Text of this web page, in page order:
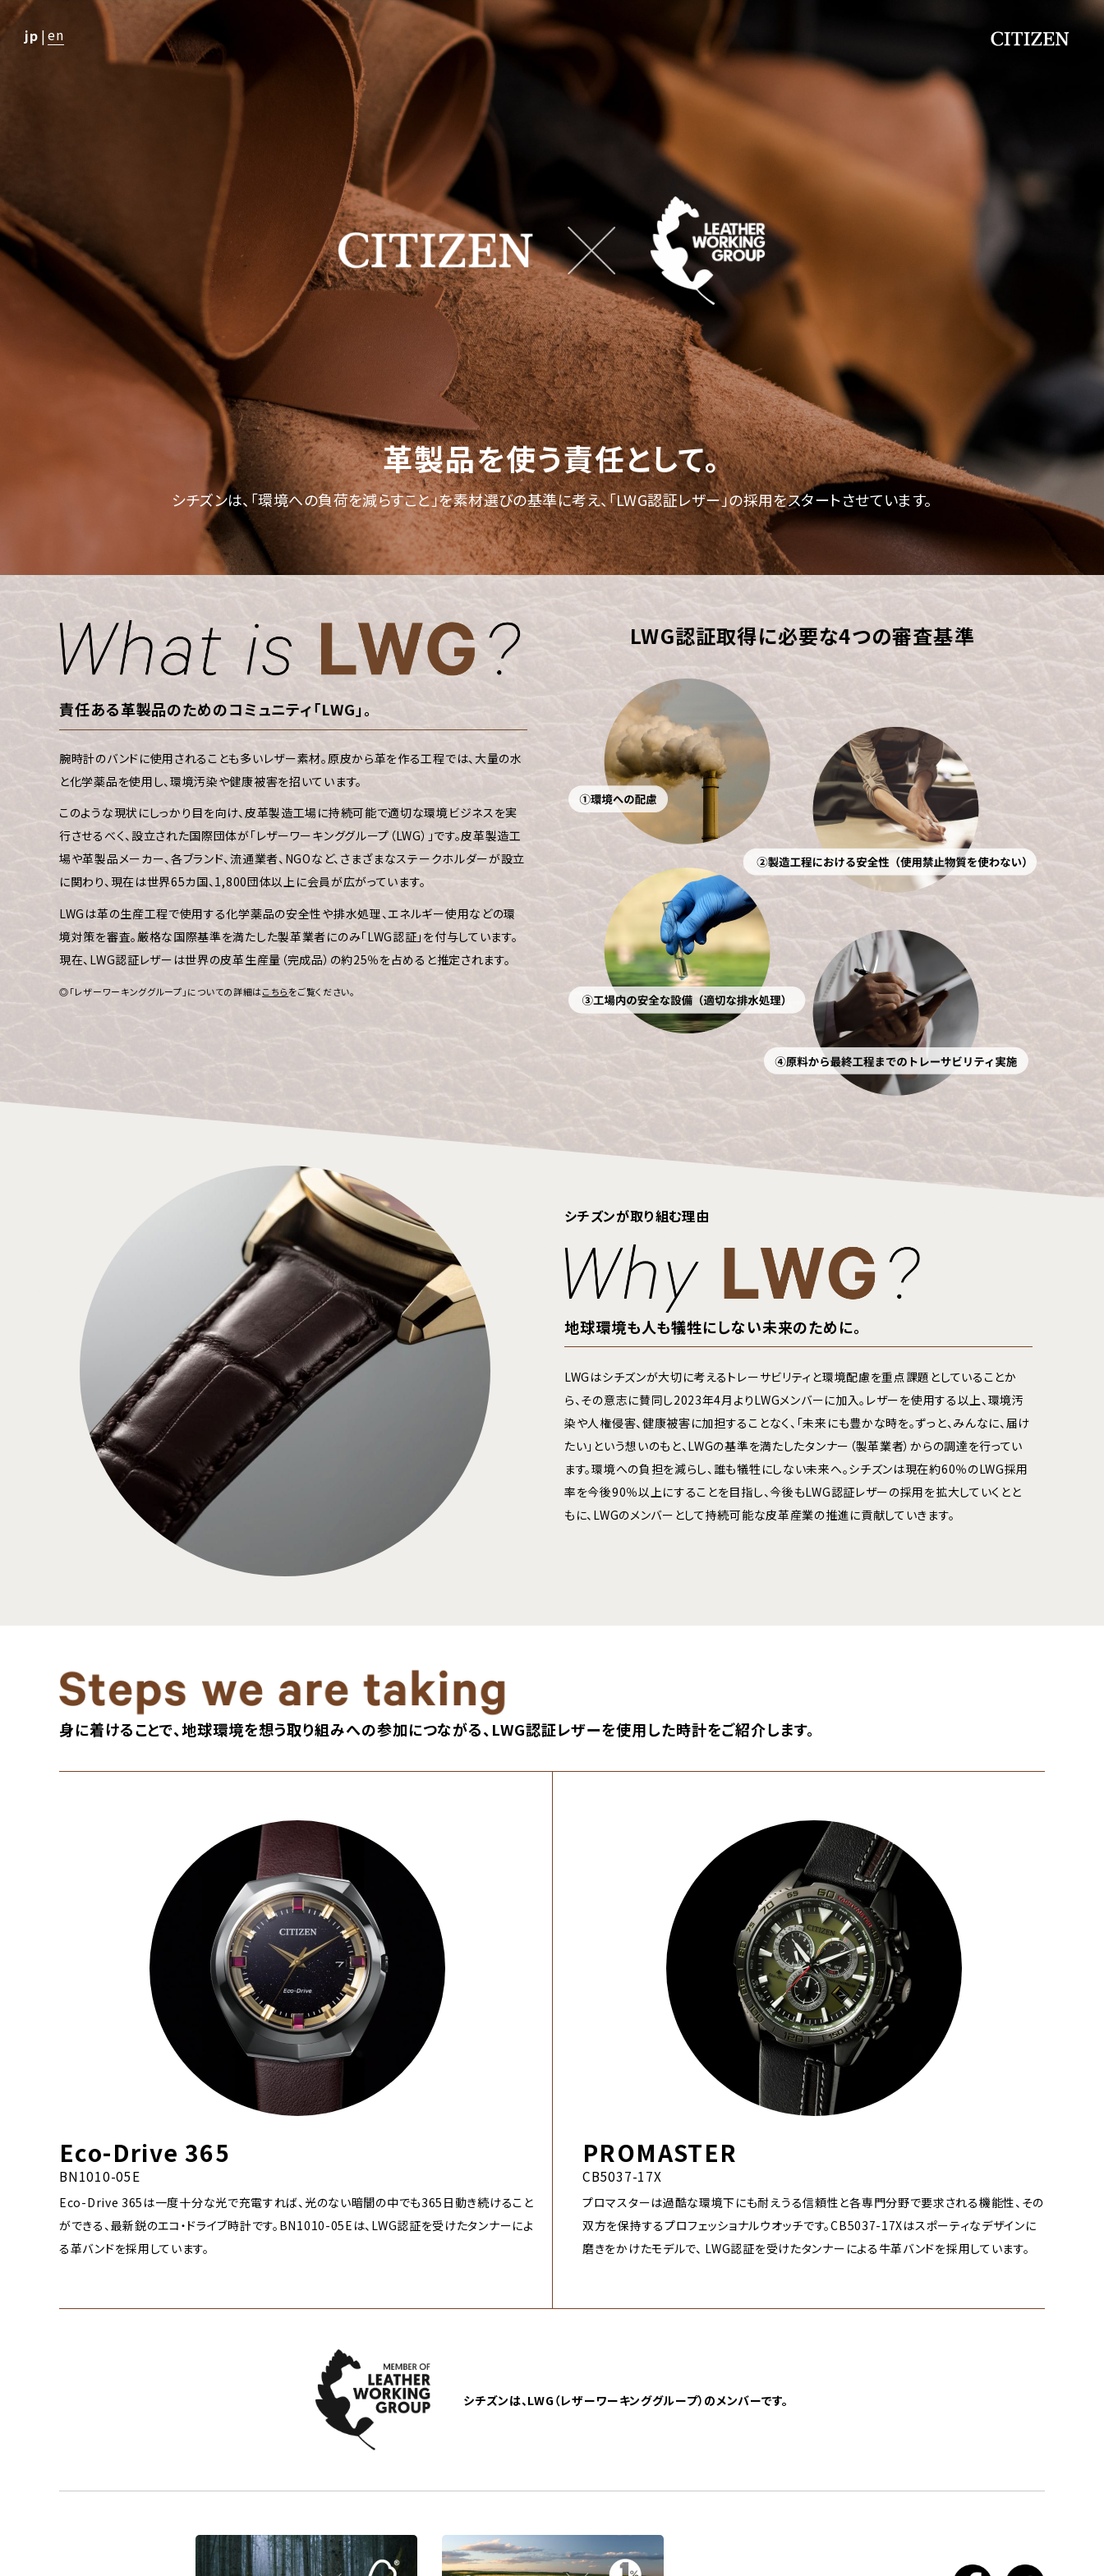
革製品を使う責任として。
シチズンは、「環境への負荷を減らすこと」を素材選びの基準に考え、「LWG認証レザー」の採用をスタートさせています。
責任ある革製品のためのコミュニティ「LWG」。
腕時計のバンドに使用されることも多いレザー素材。原皮から革を作る工程では、大量の水
と化学薬品を使用し、環境汚染や健康被害を招いています。
このような現状にしっかり目を向け、皮革製造工場に持続可能で適切な環境ビジネスを実
行させるべく、設立された国際団体が「レザーワーキンググループ（LWG）」です。皮革製造工
場や革製品メーカー、各ブランド、流通業者、NGOなど、さまざまなステークホルダーが設立
に関わり、現在は世界65カ国、1,800団体以上に会員が広がっています。
LWGは革の生産工程で使用する化学薬品の安全性や排水処理、エネルギー使用などの環
境対策を審査。厳格な国際基準を満たした製革業者にのみ「LWG認証」を付与しています。
現在、LWG認証レザーは世界の皮革生産量（完成品）の約25％を占めると推定されます。
◎「レザーワーキンググループ」についての詳細はこちらをご覧ください。
LWG認証取得に必要な4つの審査基準
シチズンが取り組む理由
地球環境も人も犠牲にしない未来のために。
LWGはシチズンが大切に考えるトレーサビリティと環境配慮を重点課題としていることか
ら、その意志に賛同し2023年4月よりLWGメンバーに加入。レザーを使用する以上、環境汚
染や人権侵害、健康被害に加担することなく、「未来にも豊かな時を。ずっと、みんなに、届け
たい」という想いのもと、LWGの基準を満たしたタンナー（製革業者）からの調達を行ってい
ます。環境への負担を減らし、誰も犠牲にしない未来へ。シチズンは現在約60％のLWG採用
率を今後90％以上にすることを目指し、今後もLWG認証レザーの採用を拡大していくとと
もに、LWGのメンバーとして持続可能な皮革産業の推進に貢献していきます。
身に着けることで、地球環境を想う取り組みへの参加につながる、LWG認証レザーを使用した時計をご紹介します。
Eco-Drive 365
BN1010-05E
Eco-Drive 365は一度十分な光で充電すれば、光のない暗闇の中でも365日動き続けること
ができる、最新鋭のエコ・ドライブ時計です。BN1010-05Eは、LWG認証を受けたタンナーによ
る革バンドを採用しています。
PROMASTER
CB5037-17X
プロマスターは過酷な環境下にも耐えうる信頼性と各専門分野で要求される機能性、その
双方を保持するプロフェッショナルウオッチです。CB5037-17Xはスポーティなデザインに
磨きをかけたモデルで、 LWG認証を受けたタンナーによる牛革バンドを採用しています。
シチズンは、LWG（レザーワーキンググループ） のメンバーです。
jp |en